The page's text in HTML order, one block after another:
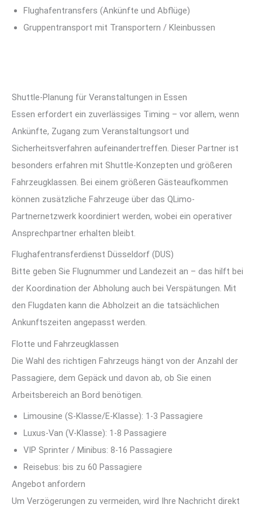
Flughafentransfers (Ankünfte und Abflüge)
Gruppentransport mit Transportern / Kleinbussen
Shuttle-Planung für Veranstaltungen in Essen
Essen erfordert ein zuverlässiges Timing – vor allem, wenn
Ankünfte, Zugang zum Veranstaltungsort und
Sicherheitsverfahren aufeinandertreffen. Dieser Partner ist
besonders erfahren mit Shuttle-Konzepten und größeren
Fahrzeugklassen. Bei einem größeren Gästeaufkommen
können zusätzliche Fahrzeuge über das QLimo-
Partnernetzwerk koordiniert werden, wobei ein operativer
Ansprechpartner erhalten bleibt.
Flughafentransferdienst Düsseldorf (DUS)
Bitte geben Sie Flugnummer und Landezeit an – das hilft bei
der Koordination der Abholung auch bei Verspätungen. Mit
den Flugdaten kann die Abholzeit an die tatsächlichen
Ankunftszeiten angepasst werden.
Flotte und Fahrzeugklassen
Die Wahl des richtigen Fahrzeugs hängt von der Anzahl der
Passagiere, dem Gepäck und davon ab, ob Sie einen
Arbeitsbereich an Bord benötigen.
Limousine (S-Klasse/E-Klasse): 1-3 Passagiere
Luxus-Van (V-Klasse): 1-8 Passagiere
VIP Sprinter / Minibus: 8-16 Passagiere
Reisebus: bis zu 60 Passagiere
Angebot anfordern
Um Verzögerungen zu vermeiden, wird Ihre Nachricht direkt